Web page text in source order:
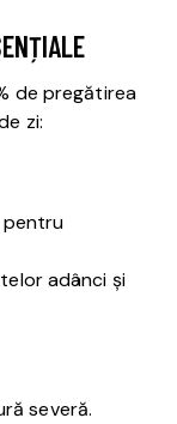
de pregătirea
zi:
pentru
adânci și
severă.